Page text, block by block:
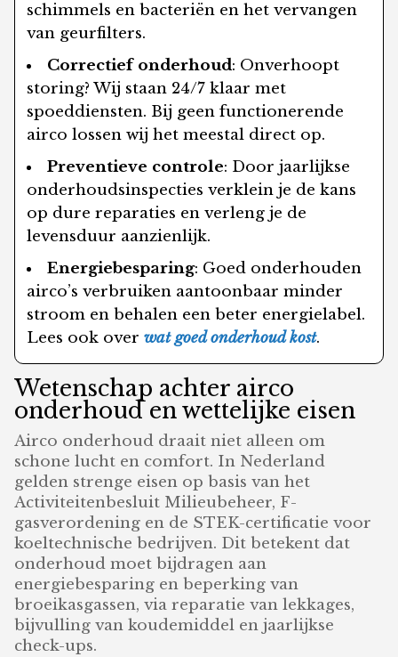
schimmels en bacteriën en het vervangen
van geurfilters.
Correctief onderhoud: Onverhoopt
storing? Wij staan 24/7 klaar met
spoeddiensten. Bij geen functionerende
airco lossen wij het meestal direct op.
Preventieve controle: Door jaarlijkse
onderhoudsinspecties verklein je de kans
op dure reparaties en verleng je de
levensduur aanzienlijk.
Energiebesparing: Goed onderhouden
airco’s verbruiken aantoonbaar minder
stroom en behalen een beter energielabel.
Lees ook overwat goed onderhoud kost.
Wetenschap achter airco
onderhoud en wettelijke eisen
Airco onderhoud draait niet alleen om
schone lucht en comfort. In Nederland
gelden strenge eisen op basis van het
Activiteitenbesluit Milieubeheer, F-
gasverordening en de STEK-certificatie voor
koeltechnische bedrijven. Dit betekent dat
onderhoud moet bijdragen aan
energiebesparing en beperking van
broeikasgassen, via reparatie van lekkages,
bijvulling van koudemiddel en jaarlijkse
check-ups.